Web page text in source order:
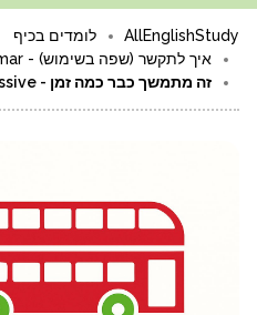
AllEnglishStudy
לומדים בכיף
איך לתקשר (שפה בשימוש) - Grammar
זה מתמשך כבר כמה זמן - Present Perfect Progressive